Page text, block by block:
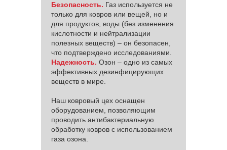
Безопасность. Газ используется не
только для ковров или вещей, но и
для продуктов, воды (без изменения
кислотности и нейтрализации
полезных веществ) – он безопасен,
что подтверждено исследованиями.
Надежность. Озон – одно из самых
эффективных дезинфицирующих
веществ в мире.
Наш ковровый цех оснащен
оборудованием, позволяющим
проводить антибактериальную
обработку ковров с использованием
газа озона.